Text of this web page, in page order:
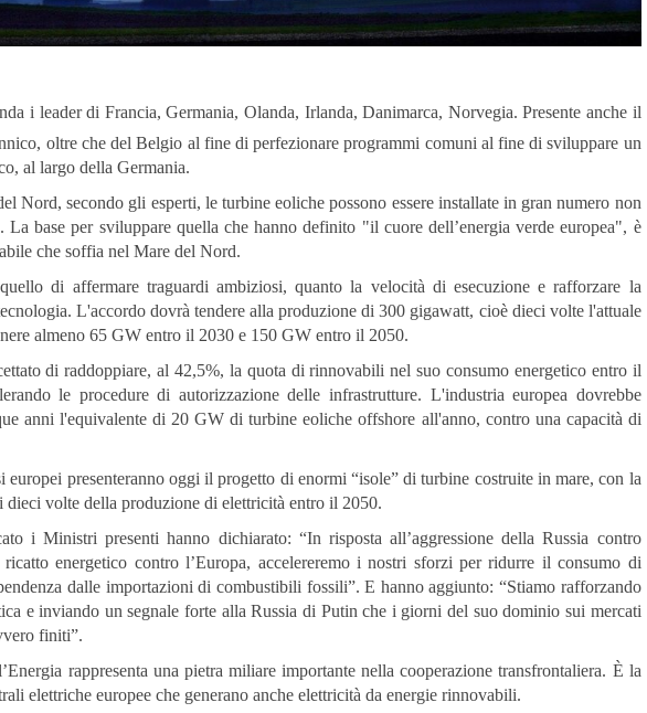
i leader di Francia, Germania, Olanda, Irlanda, Danimarca, Norvegia. Presente anche il
oltre che del Belgio al fine di perfezionare programmi comuni al fine di sviluppare un
al largo della Germania.
Nord, secondo gli esperti, le turbine eoliche possono essere installate in gran numero non
La base per sviluppare quella che hanno definito "il cuore dell’energia verde europea", è
che soffia nel Mare del Nord.
di affermare traguardi ambiziosi, quanto la velocità di esecuzione e rafforzare la
L'accordo dovrà tendere alla produzione di 300 gigawatt, cioè dieci volte l'attuale
almeno 65 GW entro il 2030 e 150 GW entro il 2050.
di raddoppiare, al 42,5%, la quota di rinnovabili nel suo consumo energetico entro il
le procedure di autorizzazione delle infrastrutture. L'industria europea dovrebbe
anni l'equivalente di 20 GW di turbine eoliche offshore all'anno, contro una capacità di
presenteranno oggi il progetto di enormi “isole” di turbine costruite in mare, con la
dieci volte della produzione di elettricità entro il 2050.
i Ministri presenti hanno dichiarato: “In risposta all’aggressione della Russia contro
energetico contro l’Europa, accelereremo i nostri sforzi per ridurre il consumo di
dalle importazioni di combustibili fossili”. E hanno aggiunto: “Stiamo rafforzando
e inviando un segnale forte alla Russia di Putin che i giorni del suo dominio sui mercati
finiti”.
rappresenta una pietra miliare importante nella cooperazione transfrontaliera. È la
elettriche europee che generano anche elettricità da energie rinnovabili.